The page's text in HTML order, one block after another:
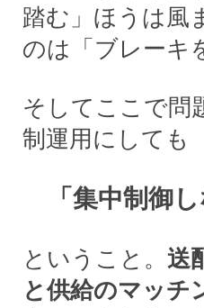
踏む」ほうは風
のは「ブレーキ
そしてここで問
制運用にしても
「集中制御し
ということ。 送
と供給のマッチ